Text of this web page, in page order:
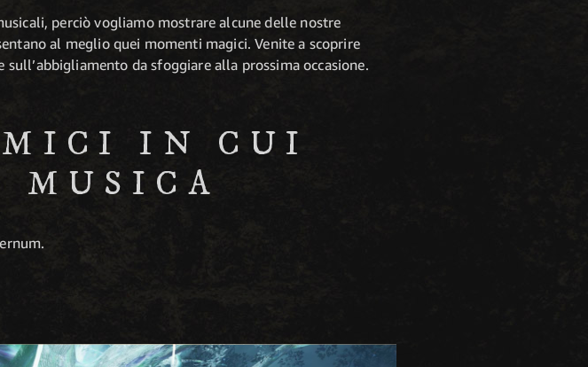
perciò vogliamo mostrare alcune delle nostre
al meglio quei momenti magici. Venite a scoprire
da sfoggiare alla prossima occasione.
IN CUI
MUSICA